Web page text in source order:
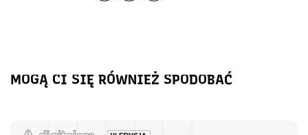
MOGĄ CI SIĘ RÓWNIEŻ SPODOBAĆ